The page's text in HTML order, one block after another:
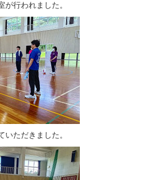
行われました。
ただきました。